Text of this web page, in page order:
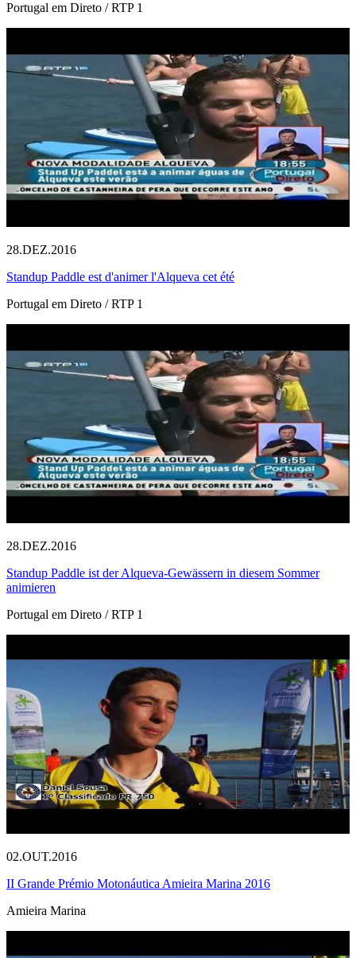
Portugal em Direto / RTP 1
28.DEZ.2016
Standup Paddle est d'animer l'Alqueva cet été
Portugal em Direto / RTP 1
28.DEZ.2016
Standup Paddle ist der Alqueva-Gewässern in diesem Sommer
animieren
Portugal em Direto / RTP 1
02.OUT.2016
II Grande Prémio Motonáutica Amieira Marina 2016
Amieira Marina